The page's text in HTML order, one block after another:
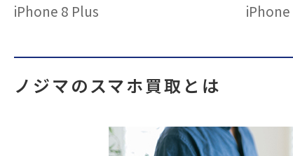
iPhone 8 Plus
iPhone
ノジマのスマホ買取とは